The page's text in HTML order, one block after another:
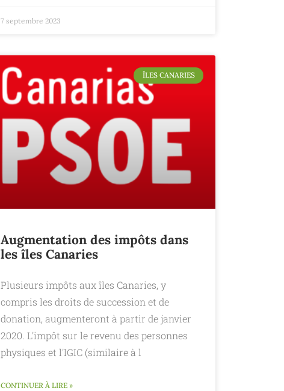
7 septembre 2023
ÎLES CANARIES
Augmentation des impôts dans
les îles Canaries
Plusieurs impôts aux îles Canaries, y
compris les droits de succession et de
donation, augmenteront à partir de janvier
2020. L'impôt sur le revenu des personnes
physiques et l'IGIC (similaire à l
CONTINUER À LIRE »